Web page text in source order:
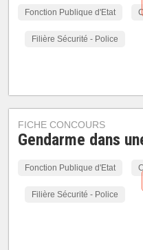
Fonction Publique d'Etat
Filière Sécurité - Police
FICHE CONCOURS
Gendarme dans
Fonction Publique d'Etat
Filière Sécurité - Police